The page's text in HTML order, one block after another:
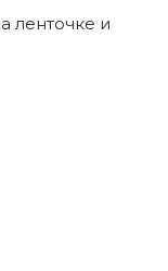
ленточке и